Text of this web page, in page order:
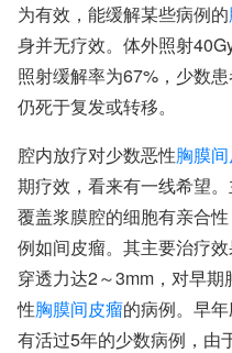
为有效，能缓解某些病例的
身并无疗效。体外照射
照射缓解率为67%，少数
仍死于复发或转移。
腔内放疗对少数恶性胸膜
期疗效，看来有一线希望
覆盖浆膜腔的细胞有亲合
例如间皮瘤。其主要治疗
穿透力达2～3mm，对早
性胸膜间皮瘤的病例。早
有活过5年的少数病例，由